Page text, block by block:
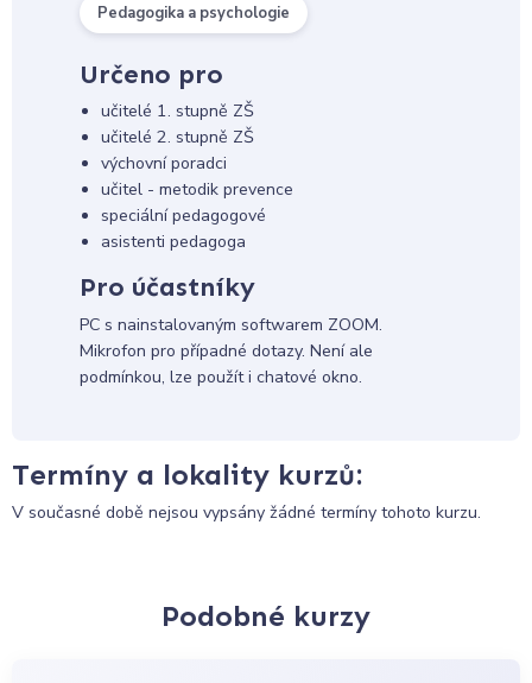
Pedagogika a psychologie
Určeno pro
učitelé 1. stupně ZŠ
učitelé 2. stupně ZŠ
výchovní poradci
učitel - metodik prevence
speciální pedagogové
asistenti pedagoga
Pro účastníky
PC s nainstalovaným softwarem ZOOM.
Mikrofon pro případné dotazy. Není ale
podmínkou, lze použít i chatové okno.
Termíny a lokality kurzů:
V současné době nejsou vypsány žádné termíny tohoto kurzu.
Podobné kurzy